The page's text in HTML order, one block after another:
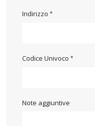
Indirizzo
Codice Univoco
Note aggiuntive